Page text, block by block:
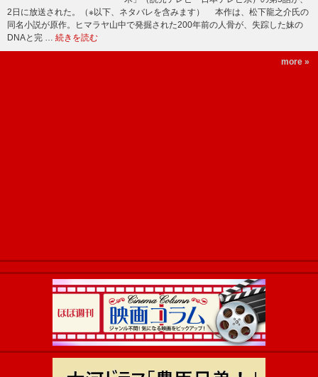
2日に放送された。（※以下、ネタバレを含みます） 本作は、松下龍之介氏の
同名小説が原作。ヒマラヤ山中で発掘された200年前の人骨が、失踪した妹の
DNAと完 … 続きを読む
more »